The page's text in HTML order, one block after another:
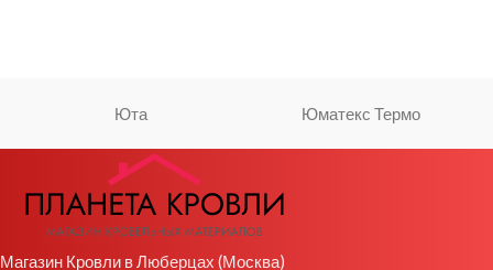
Юта Юматекс Термо
Магазин Кровли в Люберцах (Москва)